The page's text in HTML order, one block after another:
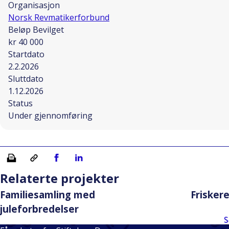
Organisasjon
Norsk Revmatikerforbund
Beløp Bevilget
kr 40 000
Startdato
2.2.2026
Sluttdato
1.12.2026
Status
Under gjennomføring
Skriv ut Kopiera länkDel på Facebook
Del på Linkedin
Relaterte projekter
Familiesamling med
juleforbredelser